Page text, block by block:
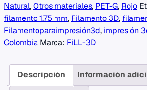
Natural,Otros materiales, PET-G, Rojo
filamento 1.75 mm, Filamento 3D,
Filamentoparaimpresión3d, impresión
Colombia Marca: FiLL-3D
Descripción Información